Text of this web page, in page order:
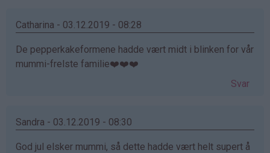
Catharina - 03.12.2019 - 08:28
De pepperkakeformene hadde vært midt i blinken for vår
mummi-frelste familie❤️❤️❤️
Svar
Sandra - 03.12.2019 - 08:30
God jul elsker mummi, så dette hadde vært helt supert å